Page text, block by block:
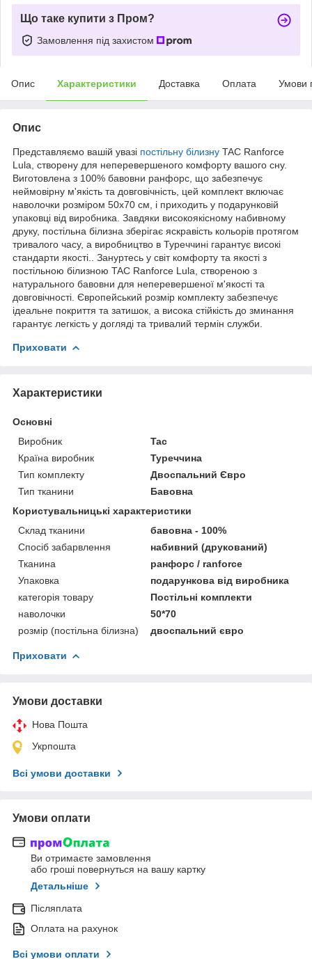
Що таке купити з Пром?
Замовлення під захистом
Опис Характеристики Доставка Оплата Умови
Опис
Представляємо вашій увазі постільну білизну TAC Ranforce
Lula, створену для неперевершеного комфорту вашого сну.
Виготовлена з 100% бавовни ранфорс, що забезпечує
неймовірну м'якість та довговічність, цей комплект включає
наволочки розміром 50x70 см, і приходить у подарунковій
упаковці від виробника. Завдяки високоякісному набивному
друку, постільна білизна зберігає яскравість кольорів протягом
тривалого часу, а виробництво в Туреччині гарантує високі
стандарти якості.. Зануртесь у світ комфорту та якості з
постільною білизною TAC Ranforce Lula, створеною з
натурального бавовни для неперевершеної м'якості та
довговічності. Європейський розмір комплекту забезпечує
ідеальне покриття та затишок, а висока стійкість до зминання
гарантує легкість у догляді та тривалий термін служби.
Приховати
Характеристики
Основні
Виробник
Tac
Країна виробник
Туреччина
Тип комплекту
Двоспальний Євро
Тип тканини
Бавовна
Користувальницькі характеристики
Склад тканини
бавовна - 100%
Спосіб забарвлення
набивний (друкований)
Тканина
ранфорс / ranforce
Упаковка
подарункова від виробника
категорія товару
Постільні комплекти
наволочки
50*70
розмір (постільна білизна)
двоспальний євро
Приховати
Умови доставки
Нова Пошта
Укрпошта
Всі умови доставки
Умови оплати
Ви отримаєте замовлення
або гроші повернуться на вашу картку
Детальніше
Післяплата
Оплата на рахунок
Всі умови оплати